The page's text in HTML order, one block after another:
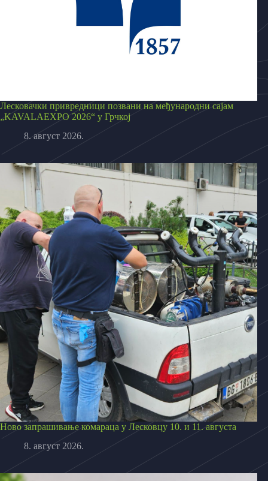
Лесковачки привредници позвани на међународни сајам
„KAVALAEXPO 2026“ у Грчкој
8. август 2026.
Ново запрашивање комараца у Лесковцу 10. и 11. августа
8. август 2026.